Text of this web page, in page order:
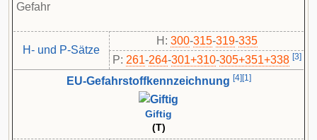
Gefahr
H- und P-Sätze
H: 300-315-319-335
P: 261-​264-​301+310-​305+351+338 [3]
EU-Gefahrstoffkennzeichnung [4] [1]
Giftig
(T)